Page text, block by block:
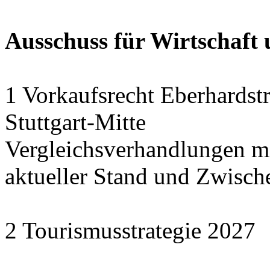
Ausschuss für Wirtschaft
1 Vorkaufsrecht
Stuttgart-Mitte
Vergleichsverhandlungen
aktueller Stand und
2 Tourismusstrategie 2027